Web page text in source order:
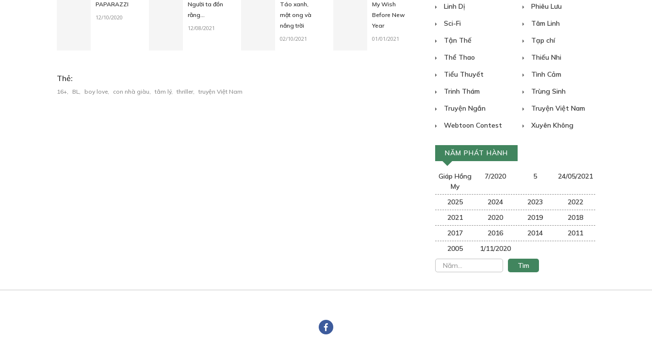
PAPARAZZI
12/10/2020
Người ta đồn
rằng…
12/08/2021
Táo xanh,
mật ong và
nắng trời
02/10/2021
My Wish
Before New
Year
01/01/2021
Thẻ:
16+ BL boy love con nhà giàu tâm lý thriller truyện Việt Nam
Linh Dị
Phiêu Lưu
Sci-Fi
Tâm Linh
Tận Thế
Tạp chí
Thể Thao
Thiếu Nhi
Tiểu Thuyết
Tình Cảm
Trinh Thám
Trùng Sinh
Truyện Ngắn
Truyện Việt Nam
Webtoon Contest
Xuyên Không
NĂM PHÁT HÀNH
Giáp Hồng
My
7/2020 5 24/05/2021
2025 2024 2023
2022
2021
2020 2019
2018
2017
2016 2014
2011
2005
1/11/2020